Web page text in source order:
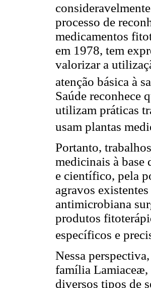
processo de
medicamentos
em 1978, tem
valorizar a
atenção básica à
Saúde reconhece
utilizam práticas
usam plantas
Portanto,
medicinais à base
e científico, pela
agravos
antimicrobiana
produtos
específicos e
Nessa
família Lamiaceæ,
diversos tipos de